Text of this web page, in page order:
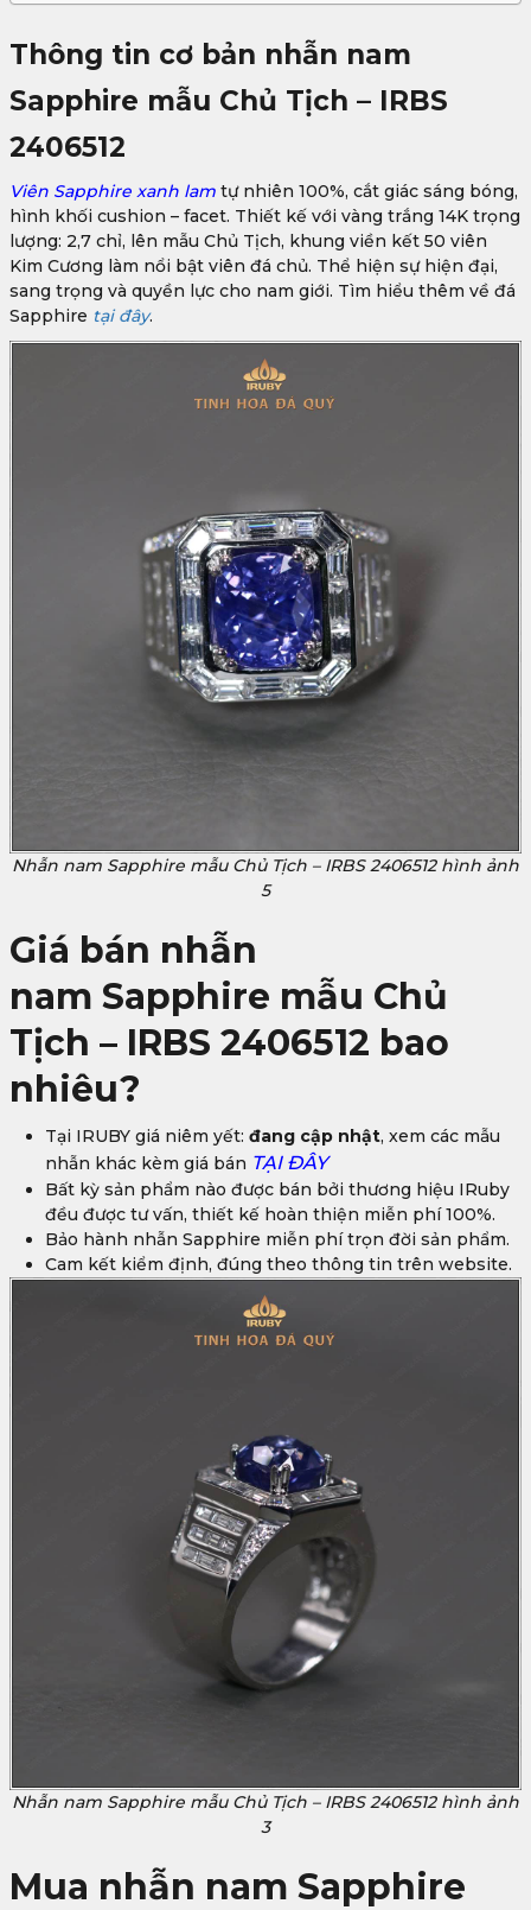
Thông tin cơ bản nhẫn nam
Sapphire mẫu Chủ Tịch – IRBS
2406512
Viên Sapphire xanh lam tự nhiên 100%, cắt giác sáng bóng,
hình khối cushion – facet. Thiết kế với vàng trắng 14K trọng
lượng: 2,7 chỉ, lên mẫu Chủ Tịch, khung viền kết 50 viên
Kim Cương làm nổi bật viên đá chủ. Thể hiện sự hiện đại,
sang trọng và quyền lực cho nam giới. Tìm hiểu thêm về đá
Sapphire tại đây.
Nhẫn nam Sapphire mẫu Chủ Tịch – IRBS 2406512 hình ảnh
5
Giá bán nhẫn
nam Sapphire mẫu Chủ
Tịch – IRBS 2406512 bao
nhiêu?
Tại IRUBY giá niêm yết: đang cập nhật, xem các mẫu
nhẫn khác kèm giá bán TẠI ĐÂY
Bất kỳ sản phẩm nào được bán bởi thương hiệu IRuby
đều được tư vấn, thiết kế hoàn thiện miễn phí 100%.
Bảo hành nhẫn Sapphire miễn phí trọn đời sản phẩm.
Cam kết kiểm định, đúng theo thông tin trên website.
Nhẫn nam Sapphire mẫu Chủ Tịch – IRBS 2406512 hình ảnh
3
Mua nhẫn nam Sapphire